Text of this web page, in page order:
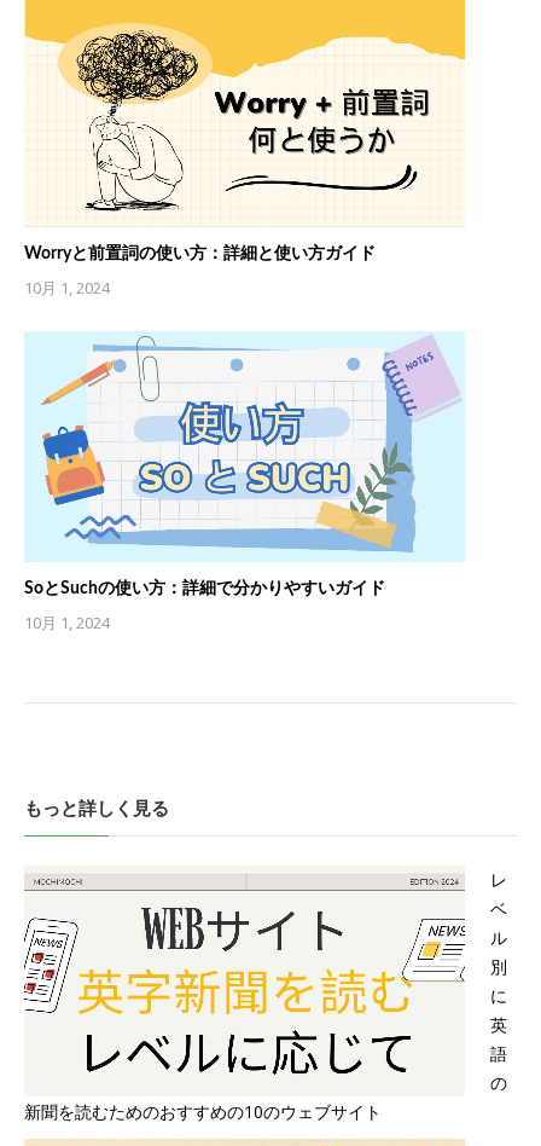
Worryと前置詞の使い方：詳細と使い方ガイド
10月 1, 2024
SoとSuchの使い方：詳細で分かりやすいガイド
10月 1, 2024
もっと詳しく見る
レ
ベ
ル
別
に
英
語
の
新聞を読むためのおすすめの10のウェブサイト